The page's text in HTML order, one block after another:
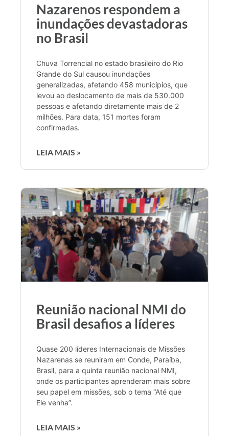
Nazarenos respondem a
inundações devastadoras
no Brasil
Chuva Torrencial no estado brasileiro do Rio
Grande do Sul causou inundações
generalizadas, afetando 458 municípios, que
levou ao deslocamento de mais de 530.000
pessoas e afetando diretamente mais de 2
milhões. Para data, 151 mortes foram
confirmadas.
LEIA MAIS »
Reunião nacional NMI do
Brasil desafios a líderes
Quase 200 líderes Internacionais de Missões
Nazarenas se reuniram em Conde, Paraíba,
Brasil, para a quinta reunião nacional NMI,
onde os participantes aprenderam mais sobre
seu papel em missões, sob o tema “Até que
Ele venha”.
LEIA MAIS »